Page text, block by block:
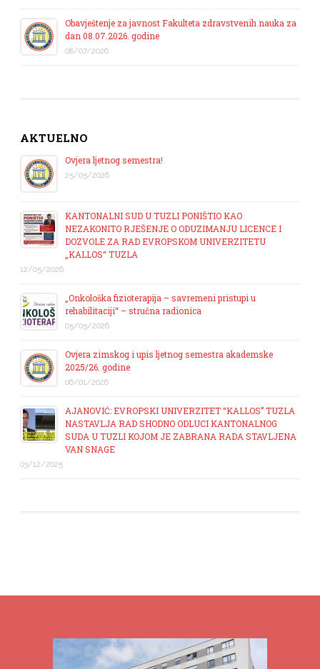
Obavještenje za javnost Fakulteta zdravstvenih nauka za
dan 08.07.2026. godine
08/07/2026
AKTUELNO
Ovjera ljetnog semestra!
25/05/2026
KANTONALNI SUD U TUZLI PONIŠTIO KAO
NEZAKONITO RJEŠENJE O ODUZIMANJU LICENCE I
DOZVOLE ZA RAD EVROPSKOM UNIVERZITETU
„KALLOS“ TUZLA
12/05/2026
„Onkološka fizioterapija – savremeni pristupi u
rehabilitaciji“ – stručna radionica
05/05/2026
Ovjera zimskog i upis ljetnog semestra akademske
2025/26. godine
06/01/2026
AJANOVIĆ: EVROPSKI UNIVERZITET “KALLOS” TUZLA
NASTAVLJA RAD SHODNO ODLUCI KANTONALNOG
SUDA U TUZLI KOJOM JE ZABRANA RADA STAVLJENA
VAN SNAGE
03/12/2025